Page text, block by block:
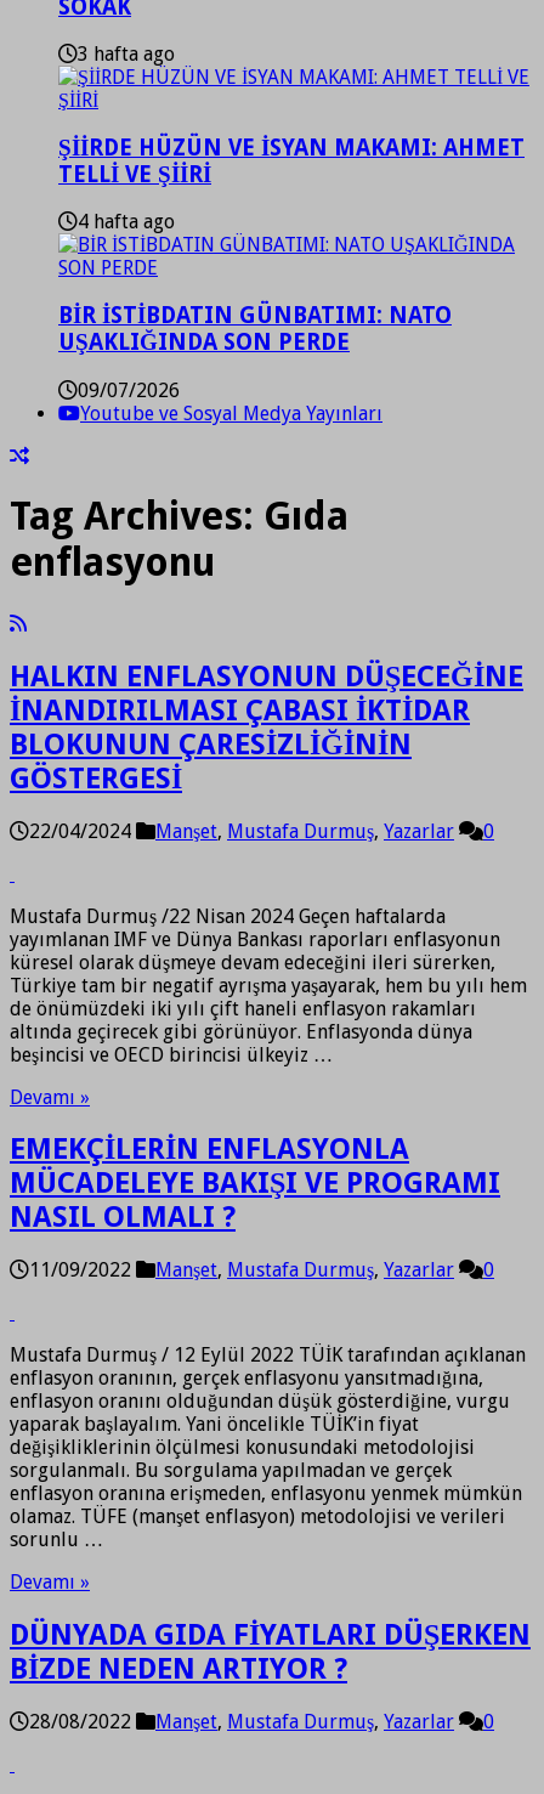
SOKAK
3 hafta ago
ŞİİRDE HÜZÜN VE İSYAN MAKAMI: AHMET
TELLİ VE ŞİİRİ
4 hafta ago
BİR İSTİBDATIN GÜNBATIMI: NATO
UŞAKLIĞINDA SON PERDE
09/07/2026
Youtube ve Sosyal Medya Yayınları
Tag Archives: Gıda
enflasyonu
HALKIN ENFLASYONUN DÜŞECEĞİNE
İNANDIRILMASI ÇABASI İKTİDAR
BLOKUNUN ÇARESİZLİĞİNİN
GÖSTERGESİ
22/04/2024 Manşet, Mustafa Durmuş, Yazarlar 0
Mustafa Durmuş /22 Nisan 2024 Geçen haftalarda
yayımlanan IMF ve Dünya Bankası raporları enflasyonun
küresel olarak düşmeye devam edeceğini ileri sürerken,
Türkiye tam bir negatif ayrışma yaşayarak, hem bu yılı hem
de önümüzdeki iki yılı çift haneli enflasyon rakamları
altında geçirecek gibi görünüyor. Enflasyonda dünya
beşincisi ve OECD birincisi ülkeyiz …
Devamı »
EMEKÇİLERİN ENFLASYONLA
MÜCADELEYE BAKIŞI VE PROGRAMI
NASIL OLMALI ?
11/09/2022 Manşet, Mustafa Durmuş, Yazarlar 0
Mustafa Durmuş / 12 Eylül 2022 TÜİK tarafından açıklanan
enflasyon oranının, gerçek enflasyonu yansıtmadığına,
enflasyon oranını olduğundan düşük gösterdiğine, vurgu
yaparak başlayalım. Yani öncelikle TÜİK’in fiyat
değişikliklerinin ölçülmesi konusundaki metodolojisi
sorgulanmalı. Bu sorgulama yapılmadan ve gerçek
enflasyon oranına erişmeden, enflasyonu yenmek mümkün
olamaz. TÜFE (manşet enflasyon) metodolojisi ve verileri
sorunlu …
Devamı »
DÜNYADA GIDA FİYATLARI DÜŞERKEN
BİZDE NEDEN ARTIYOR ?
28/08/2022 Manşet, Mustafa Durmuş, Yazarlar 0